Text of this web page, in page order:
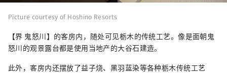
Picture courtesy of Hoshino Resorts
【界 鬼怒川】的客房内，随处可见栃木的传统工艺。像是面朝鬼
怒川的观景露台都是使用当地产的大谷石建造。
此外，客房内还摆放了益子烧、黑羽蓝染等各种栃木传统工艺